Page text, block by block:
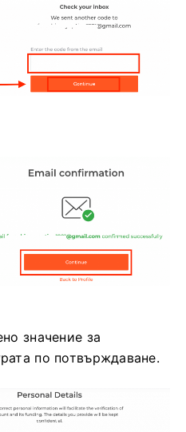
значение за
по потвърждаване.